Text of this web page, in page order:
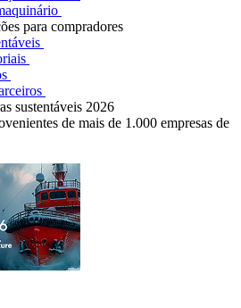
para compradores
sustentáveis 2026
de mais de 1.000 empresas de